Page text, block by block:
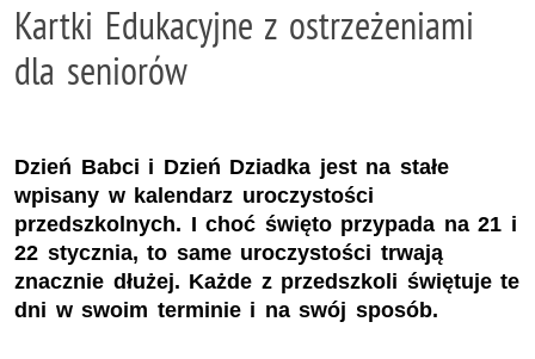
Kartki Edukacyjne z ostrzeżeniami
dla seniorów
Dzień Babci i Dzień Dziadka jest na stałe
wpisany w kalendarz uroczystości
przedszkolnych. I choć święto przypada na 21 i
22 stycznia, to same uroczystości trwają
znacznie dłużej. Każde z przedszkoli świętuje te
dni w swoim terminie i na swój sposób.